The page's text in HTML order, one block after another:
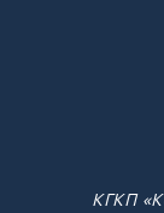
КГКП